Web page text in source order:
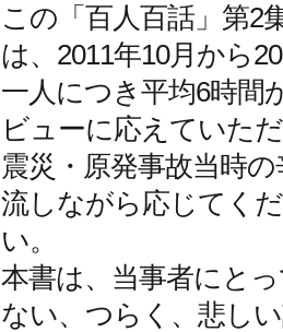
この「百人百話」第2
は、2011年10月から
一人につき平均6時間
ビューに応えていた
震災・原発事故当時
流しながら応じてく
い。
本書は、当事者にと
ない、つらく、悲し